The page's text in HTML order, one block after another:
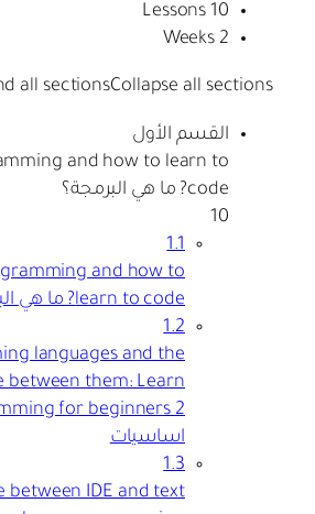
10 Lessons
2 Weeks
all sectionsCollapse all sections
القسم الأول
and how to learn to
code? ما هي البرمجة؟
10
1.1
and how to
learn to code? ما هي البرمجة؟
1.2
languages and the
between them: Learn
اساسيات
1.3
between IDE and text